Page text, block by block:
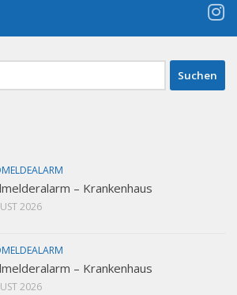
– Krankenhaus
2026
– Krankenhaus
2026